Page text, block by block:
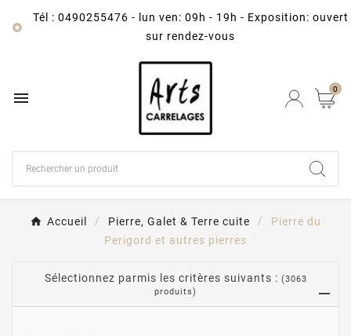

Tél : 0490255476 -
lun ven: 09h - 19h - Exposition: ouvert
sur rendez-vous
 0
Accueil Pierre, Galet & Terre cuite
Pierre du
Perigord et autres pierres
Sélectionnez parmis les critères suivants : (3063
produits)